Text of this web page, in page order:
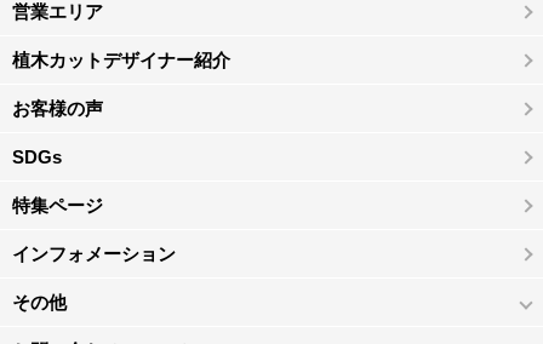
営業エリア
植木カットデザイナー紹介
お客様の声
SDGs
特集ページ
インフォメーション
その他